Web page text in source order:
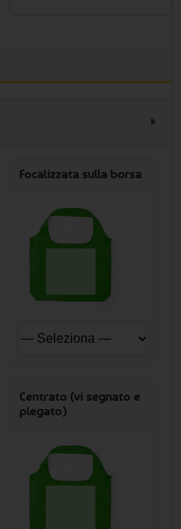
Focalizzata sulla borsa
Centrato (vi segnato e
plegato)